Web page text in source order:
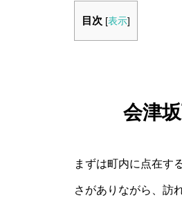
目次 [表示]
会津
まずは町内に点在す
さがありながら、訪